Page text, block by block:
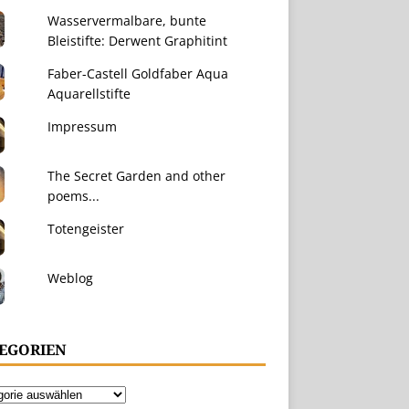
Wasservermalbare, bunte
Bleistifte: Derwent Graphitint
Faber-Castell Goldfaber Aqua
Aquarellstifte
Impressum
The Secret Garden and other
poems...
Totengeister
Weblog